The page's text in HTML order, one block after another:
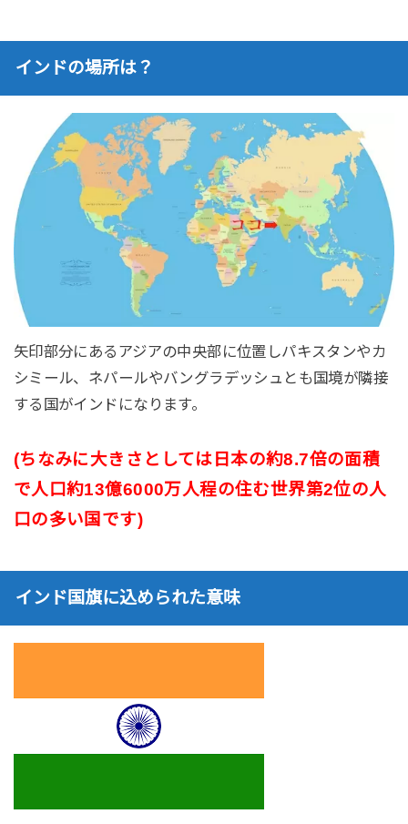
インドの場所は？
矢印部分にあるアジアの中央部に位置しパキスタンやカ
シミール、ネパールやバングラデッシュとも国境が隣接
する国がインドになります。
(ちなみに大きさとしては日本の約8.7倍の面積
で人口約13億6000万人程の住む世界第2位の人
口の多い国です)
インド国旗に込められた意味